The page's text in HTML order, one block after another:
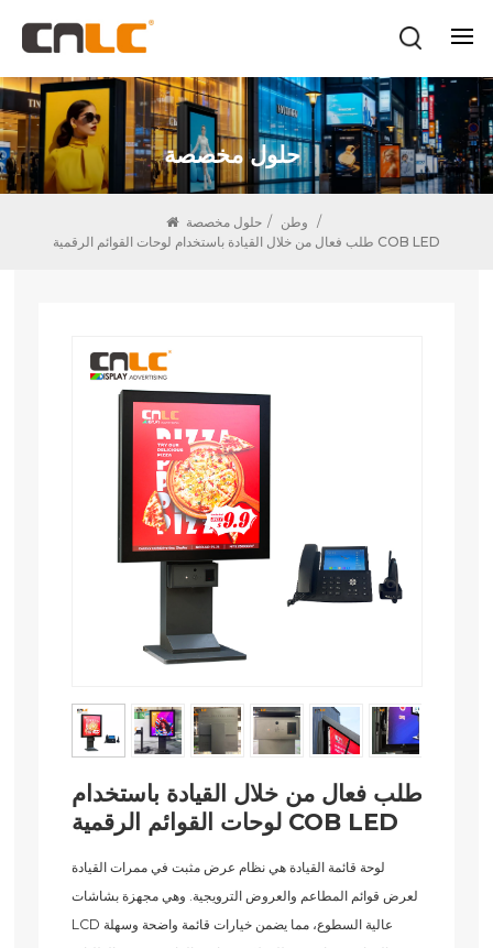
حلول مخصصة
وطن / حلول مخصصة
/
طلب فعال من خلال القيادة باستخدام لوحات القوائم الرقمية COB LED
طلب فعال من خلال القيادة باستخدام
لوحات القوائم الرقمية COB LED
لوحة قائمة القيادة هي نظام عرض مثبت في ممرات القيادة
لعرض قوائم المطاعم والعروض الترويجية. وهي مجهزة بشاشات
LCD عالية السطوع، مما يضمن خيارات قائمة واضحة وسهلة